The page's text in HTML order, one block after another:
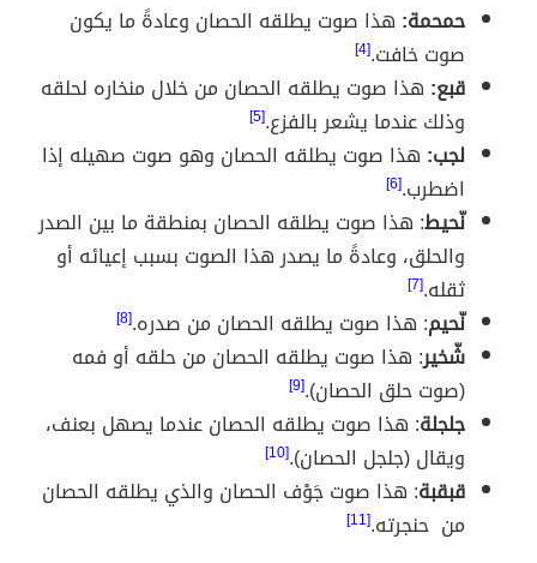
حمحمة: هذا صوت يطلقه الحصان وعادةً ما يكون
صوت خافت.[4]
قبع: هذا صوت يطلقه الحصان من خلال منخاره لحلقه
وذلك عندما يشعر بالفزع.[5]
لجب: هذا صوت يطلقه الحصان وهو صوت صهيله إذا
اضطرب.[6]
نّحيط: هذا صوت يطلقه الحصان بمنطقة ما بين الصدر
والحلق، وعادةً ما يصدر هذا الصوت بسبب إعيائه أو
ثقله.[7]
نّحيم: هذا صوت يطلقه الحصان من صدره.[8]
شّخير: هذا صوت يطلقه الحصان من حلقه أو فمه
(صوت حلق الحصان).[9]
جلجلة: هذا صوت يطلقه الحصان عندما يصهل بعنف،
ويقال (جلجل الحصان).[10]
قبقبة: هذا صوت جَوْف الحصان والذي يطلقه الحصان
من حنجرته.[11]